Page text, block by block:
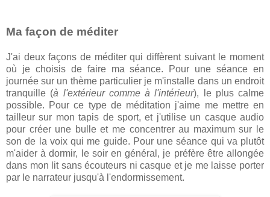
Ma façon de méditer
J'ai deux façons de méditer qui diffèrent suivant le moment
où je choisis de faire ma séance. Pour une séance en
journée sur un thème particulier je m'installe dans un endroit
tranquille (à l'extérieur comme à l'intérieur), le plus calme
possible. Pour ce type de méditation j'aime me mettre en
tailleur sur mon tapis de sport, et j'utilise un casque audio
pour créer une bulle et me concentrer au maximum sur le
son de la voix qui me guide. Pour une séance qui va plutôt
m'aider à dormir, le soir en général, je préfère être allongée
dans mon lit sans écouteurs ni casque et je me laisse porter
par le narrateur jusqu'à l'endormissement.